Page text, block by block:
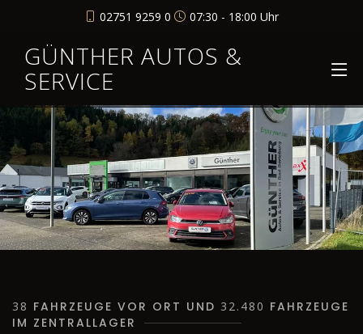
02751 9259 0 07:30 - 18:00 Uhr
GÜNTHER AUTOS &
SERVICE
38 FAHRZEUGE VOR ORT UND 32.480 FAHRZEUGE
IM ZENTRALLAGER